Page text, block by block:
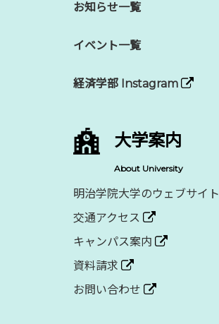
お知らせ一覧
イベント一覧
経済学部 Instagram
大学案内
About University
明治学院大学のウェブサイト
交通アクセス
キャンパス案内
資料請求
お問い合わせ